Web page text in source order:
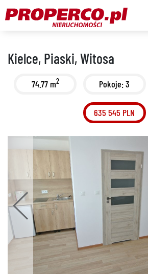
Kielce, Piaski, Witosa
74.77 m2 Pokoje: 3
635 545 PLN